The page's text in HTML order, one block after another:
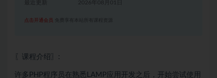
2026年08月01日
点击开通会员 免费享有本站所有课程资源
〖课程介绍〗:
许多PHP程序员在熟悉LAMP应用开发之后，开始尝试使用